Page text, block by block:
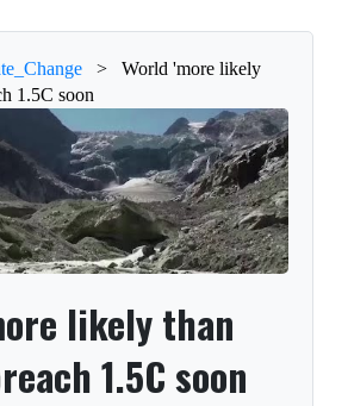
>
World 'more likely
1.5C soon
likely than
1.5C soon